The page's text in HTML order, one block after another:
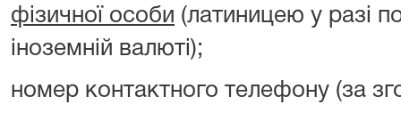
фізичної особи (латиницею у разі
іноземній валюті);
номер контактного телефону (за